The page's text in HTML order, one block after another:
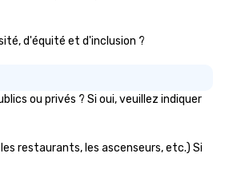
d'équité et d'inclusion ?
ou privés ? Si oui, veuillez indiquer
restaurants, les ascenseurs, etc.) Si